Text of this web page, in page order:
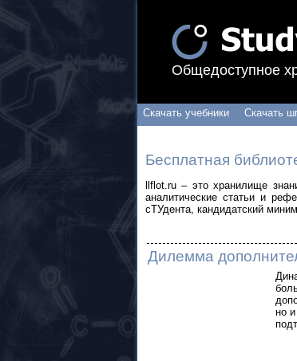
Общедоступное
Скачать учебники Скачать
Бесплатная
llflot.ru – это хранилище
аналитические статьи и
сТУдента, кандидатский
Дилемма
но